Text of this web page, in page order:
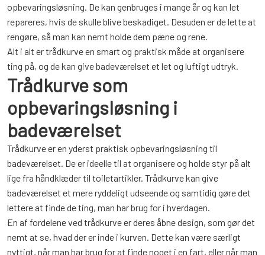
opbevaringsløsning. De kan genbruges i mange år og kan let
repareres, hvis de skulle blive beskadiget. Desuden er de lette at
rengøre, så man kan nemt holde dem pæne og rene.
Alt i alt er trådkurve en smart og praktisk måde at organisere
ting på, og de kan give badeværelset et let og luftigt udtryk.
Trådkurve som
opbevaringsløsning i
badeværelset
Trådkurve er en yderst praktisk opbevaringsløsning til
badeværelset. De er ideelle til at organisere og holde styr på alt
lige fra håndklæder til toiletartikler. Trådkurve kan give
badeværelset et mere ryddeligt udseende og samtidig gøre det
lettere at finde de ting, man har brug for i hverdagen.
En af fordelene ved trådkurve er deres åbne design, som gør det
nemt at se, hvad der er inde i kurven. Dette kan være særligt
nyttigt, når man har brug for at finde noget i en fart, eller når man